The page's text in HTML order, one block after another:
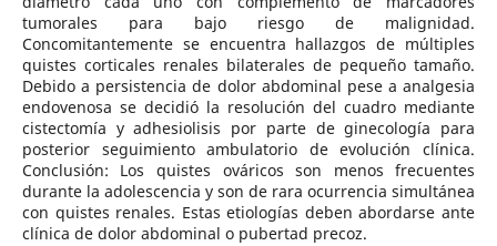
tumorales para bajo riesgo de malignidad.
Concomitantemente se encuentra hallazgos de múltiples
quistes corticales renales bilaterales de pequeño tamaño.
Debido a persistencia de dolor abdominal pese a analgesia
endovenosa se decidió la resolución del cuadro mediante
cistectomía y adhesiolisis por parte de ginecología para
posterior seguimiento ambulatorio de evolución clínica.
Conclusión: Los quistes ováricos son menos frecuentes
durante la adolescencia y son de rara ocurrencia simultánea
con quistes renales. Estas etiologías deben abordarse ante
clínica de dolor abdominal o pubertad precoz.